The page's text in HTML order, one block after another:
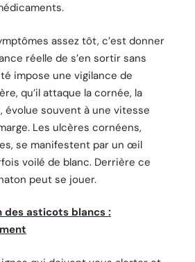
assez tôt, c’est donner
réelle de s’en sortir sans
impose une vigilance de
qu’il attaque la cornée, la
évolue souvent à une vitesse
Les ulcères cornéens,
se manifestent par un œil
voilé de blanc. Derrière ce
peut se jouer.
des asticots blancs :